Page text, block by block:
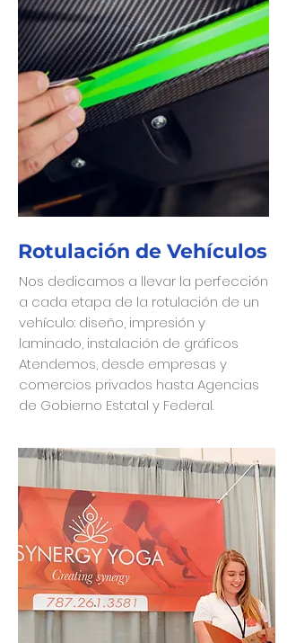
Nos dedicamos a llevar la perfección
a cada etapa de la rotulación de un
vehículo: diseño, impresión y
laminado, instalación de gráficos
Atendemos, desde empresas y
comercios privados hasta Agencias
de Gobierno Estatal y Federal.
Rotulación de Vehículos